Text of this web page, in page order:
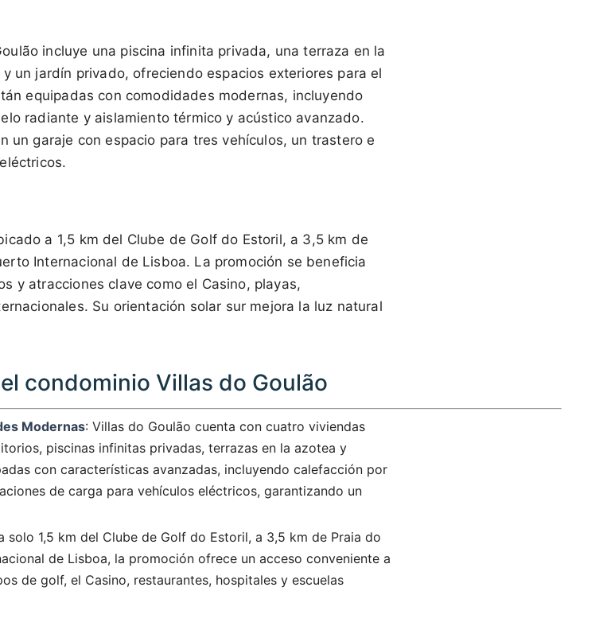
incluye una piscina infinita privada, una terraza en la
un jardín privado, ofreciendo espacios exteriores para el
equipadas con comodidades modernas, incluyendo
radiante y aislamiento térmico y acústico avanzado.
un garaje con espacio para tres vehículos, un trastero e
a 1,5 km del Clube de Golf do Estoril, a 3,5 km de
Internacional de Lisboa. La promoción se beneficia
y atracciones clave como el Casino, playas,
Su orientación solar sur mejora la luz natural
condominio Villas do Goulão
Modernas: Villas do Goulão cuenta con cuatro viviendas
piscinas infinitas privadas, terrazas en la azotea y
con características avanzadas, incluyendo calefacción por
de carga para vehículos eléctricos, garantizando un
solo 1,5 km del Clube de Golf do Estoril, a 3,5 km de Praia do
de Lisboa, la promoción ofrece un acceso conveniente a
de golf, el Casino, restaurantes, hospitales y escuelas